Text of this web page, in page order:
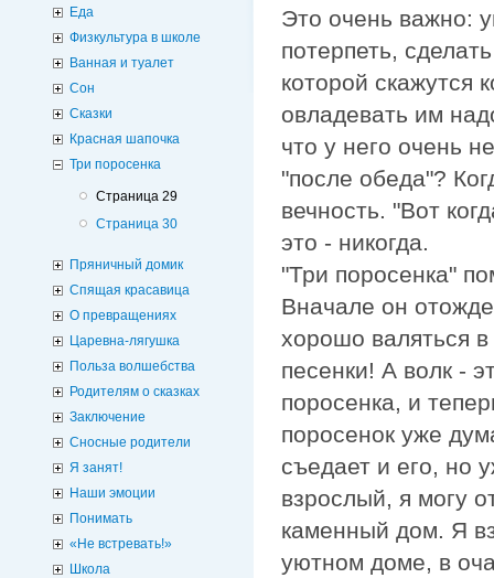
Еда
Физкультура в школе
Ванная и туалет
Сон
Сказки
Красная шапочка
Три поросенка
Страница 29
Страница 30
Пряничный домик
Спящая красавица
О превращениях
Царевна-лягушка
Польза волшебства
Родителям о сказках
Заключение
Сносные родители
Я занят!
Наши эмоции
Понимать
«Не встревать!»
Школа
Это очень важно:
потерпеть,
которой скажутся
овладевать им
что у него очень
"после обеда"?
вечность. "Вот
это - никогда.
"Три поросенка"
Вначале он
хорошо валяться
песенки! А волк -
поросенка, и
поросенок уже
съедает и его, но
взрослый, я могу
каменный дом. Я
уютном доме, в